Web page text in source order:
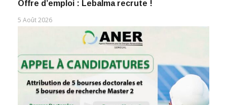
Offre d’emploi : Lebalma recrute !
5 Août 2026